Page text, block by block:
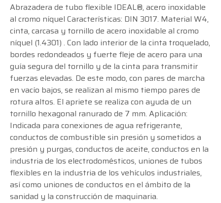
Abrazadera de tubo flexible IDEAL®, acero inoxidable
al cromo níquel Características: DIN 3017. Material W4,
cinta, carcasa y tornillo de acero inoxidable al cromo
níquel (1.4301) . Con lado interior de la cinta troquelado,
bordes redondeados y fuerte fleje de acero para una
guía segura del tornillo y de la cinta para transmitir
fuerzas elevadas. De este modo, con pares de marcha
en vacío bajos, se realizan al mismo tiempo pares de
rotura altos. El apriete se realiza con ayuda de un
tornillo hexagonal ranurado de 7 mm. Aplicación:
Indicada para conexiones de agua refrigerante,
conductos de combustible sin presión y sometidos a
presión y purgas, conductos de aceite, conductos en la
industria de los electrodomésticos, uniones de tubos
flexibles en la industria de los vehículos industriales,
así como uniones de conductos en el ámbito de la
sanidad y la construcción de maquinaria.